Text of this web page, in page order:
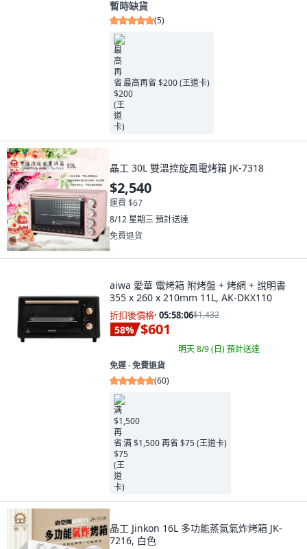
暫時缺貨
(5)
最高再省 $200 (王道卡)
晶工 30L 雙溫控旋風電烤箱 JK-7318
$2,540
運費 $67
8/12 星期三預計送達
免費退貨
aiwa 愛華 電烤箱 附烤盤 + 烤網 + 說明書
355 x 260 x 210mm 11L, AK-DKX110
折扣後價格· 05:58:04$1,432
58% $601
明天 8/9 (日)預計送達
免運 ∙ 免費退貨
(60)
满 $1,500 再省 $75 (王道卡)
晶工 Jinkon 16L 多功能蒸氣氣炸烤箱 JK-
7216, 白色